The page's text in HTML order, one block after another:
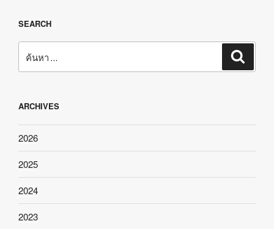
SEARCH
ARCHIVES
2026
2025
2024
2023